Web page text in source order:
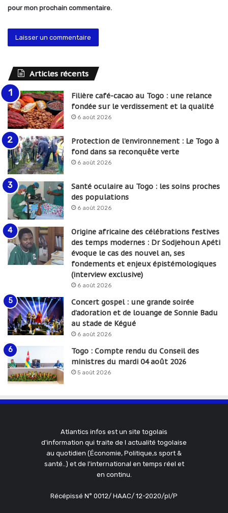
pour mon prochain commentaire.
Articles récents
Filière café-cacao au Togo : une relance
fondée sur le verdissement et la qualité
6 août 2026
Protection de l’environnement : Le Togo à
fond dans sa reconquête verte
6 août 2026
Santé oculaire au Togo : les soins proches
des populations
6 août 2026
Origine africaine des célébrations festives
des temps modernes : Dr Sodjehoun Apéti
évoque le cas des nouvel an, ses
fondements et enjeux épistémologiques
(interview exclusive)
6 août 2026
Concert gospel : une grande soirée
d’adoration et de louange de Sonnie Badu
au stade de Kégué
6 août 2026
Togo : Compte rendu du Conseil des
ministres du mardi 04 août 2026
5 août 2026
Atlantics infos est un site togolais
d'information qui traite de l actualité togolaise
au quotidien (Économie, Politique,s sport &
santé..) et de l'international en temps réel et
en continu.
Récépissé N° 0012/ HAAC/ 12-2020/pl/P